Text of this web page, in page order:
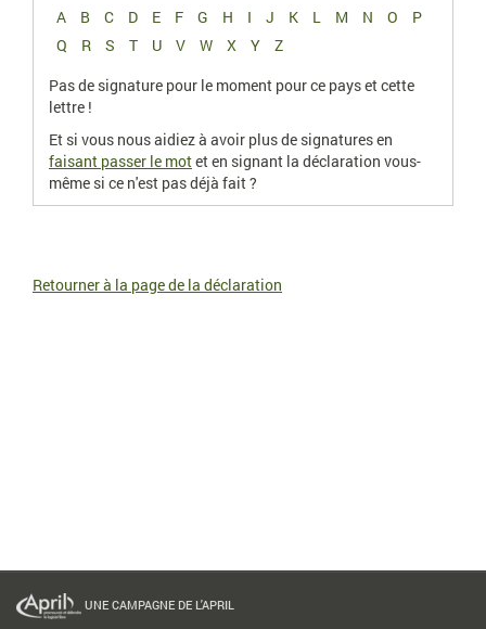
A B C D E F G H I J K L M N O
P
Q
R S T U V W X Y
Z
Pas de signature pour le moment pour ce pays et cette
lettre !
Et si vous nous aidiez à avoir plus de signatures en
faisant passer le motet en signant la déclaration vous-
même si ce n'est pas déjà fait ?
Retourner à la page de la déclaration
UNE CAMPAGNE DE L'APRIL